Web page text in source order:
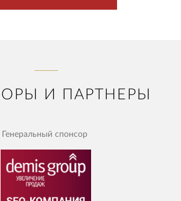
И ПАРТНЕРЫ
Генеральный спонсор